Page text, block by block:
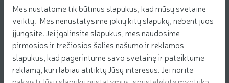
Mes nustatome tik būtinus slapukus, kad mūsų svetainė
veiktų. Mes nenustatysime jokių kitų slapukų, nebent juos
įjungsite. Jei įgalinsite slapukus, mes naudosime
pirmosios ir trečiosios šalies našumo ir reklamos
slapukus, kad pagerintume savo svetainę ir pateiktume
reklamą, kuri labiau atitiktų Jūsų interesus. Jei norite